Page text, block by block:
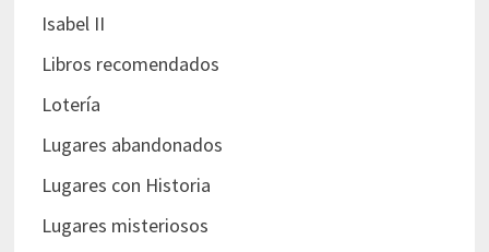
Isabel II
Libros recomendados
Lotería
Lugares abandonados
Lugares con Historia
Lugares misteriosos